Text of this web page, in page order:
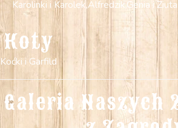
Karolinki i Karolek,Alfredzik,Genia i Ziuta
Koty
Koćki i Garfild
Galeria Naszych